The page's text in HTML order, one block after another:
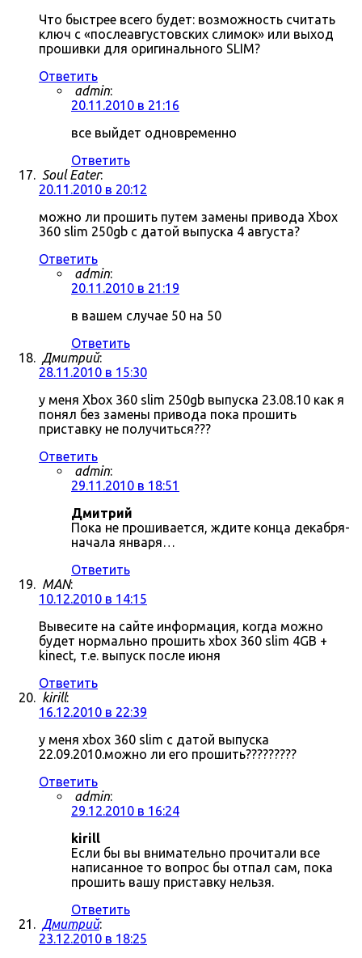
Что быстрее всего будет: возможность считать
ключ с «послеавгустовских слимок» или выход
прошивки для оригинального SLIM?
Ответить
admin:
20.11.2010 в 21:16
все выйдет одновременно
Ответить
Soul Eater:
20.11.2010 в 20:12
можно ли прошить путем замены привода Xbox
360 slim 250gb с датой выпуска 4 августа?
Ответить
admin:
20.11.2010 в 21:19
в вашем случае 50 на 50
Ответить
Дмитрий:
28.11.2010 в 15:30
у меня Xbox 360 slim 250gb выпуска 23.08.10 как я
понял без замены привода пока прошить
приставку не получиться???
Ответить
admin:
29.11.2010 в 18:51
Дмитрий
Пока не прошивается, ждите конца декабря-
начала января…
Ответить
MAN:
10.12.2010 в 14:15
Вывесите на сайте информация, когда можно
будет нормально прошить xbox 360 slim 4GB +
kinect, т.е. выпуск после июня
Ответить
kirill:
16.12.2010 в 22:39
у меня xbox 360 slim с датой выпуска
22.09.2010.можно ли его прошить?????????
Ответить
admin:
29.12.2010 в 16:24
kirill
Если бы вы внимательно прочитали все
написанное то вопрос бы отпал сам, пока
прошить вашу приставку нельзя.
Ответить
Дмитрий:
23.12.2010 в 18:25